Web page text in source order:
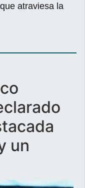
atraviesa la
un